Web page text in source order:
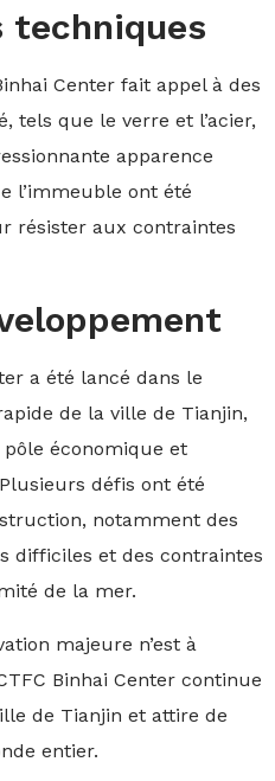
techniques
Center fait appel à des
tels que le verre et l’acier,
apparence
l’immeuble ont été
résister aux contraintes
a été lancé dans le
de la ville de Tianjin,
économique et
défis ont été
notamment des
difficiles et des contraintes
de la mer.
majeure n’est à
Binhai Center continue
de Tianjin et attire de
entier.